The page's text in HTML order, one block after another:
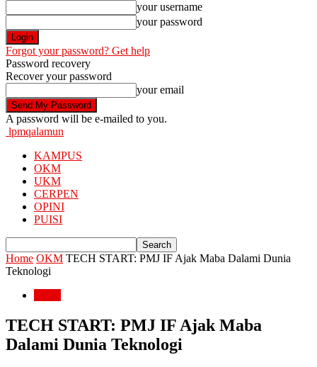
your username
your password
Forgot your password? Get help
Password recovery
Recover your password
your email
A password will be e-mailed to you.
lpmqalamun
KAMPUS
OKM
UKM
CERPEN
OPINI
PUISI
Home OKM TECH START: PMJ IF Ajak Maba Dalami Dunia
Teknologi
TECH START: PMJ IF Ajak Maba
Dalami Dunia Teknologi